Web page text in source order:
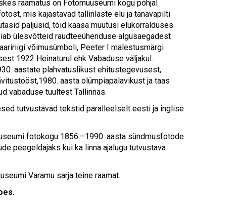
selected
search
result.
and
gestures.
raamatus on Fotomuuseumi kogu põhjal
mis kajastavad tallinlaste elu ja tänavapilti
paljusid, tõid kaasa muutusi elukorralduses
ülesvõtteid raudteeühenduse algusaegadest
võimusümboli, Peeter I mälestusmärgi
1922 Heinaturul ehk Vabaduse väljakul.
aastate plahvatuslikust ehitustegevusest,
aasta olümpiapalavikust ja taas
vabaduse tuultest Tallinnas.
tutvustavad tekstid paralleelselt eesti ja inglise
fotokogu 1856.–1990. aasta sündmusfotode
peegeldajaks kui ka linna ajalugu tutvustava
Varamu sarja teine raamat.